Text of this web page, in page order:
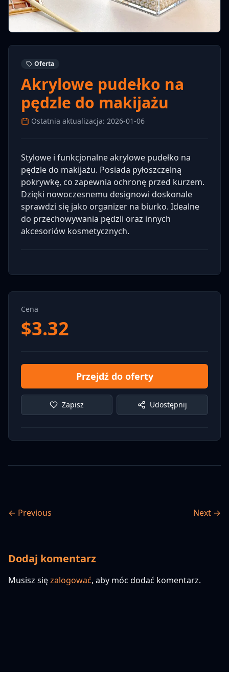
Oferta
Akrylowe pudełko na
pędzle do makijażu
Ostatnia aktualizacja: 2026-01-06
Stylowe i funkcjonalne akrylowe pudełko na
pędzle do makijażu. Posiada pyłoszczelną
pokrywkę, co zapewnia ochronę przed kurzem.
Dzięki nowoczesnemu designowi doskonale
sprawdzi się jako organizer na biurko. Idealne
do przechowywania pędzli oraz innych
akcesoriów kosmetycznych.
Cena
$3.32
Przejdź do oferty
Zapisz Udostępnij
← Previous Next →
Dodaj komentarz
Musisz sięzalogować, aby móc dodać komentarz.